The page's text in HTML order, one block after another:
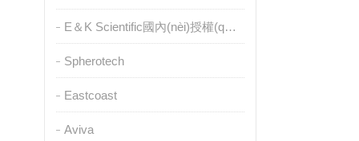
E＆K Scientific國內(nèi)授權(quán)代理
Spherotech
Eastcoast
Aviva